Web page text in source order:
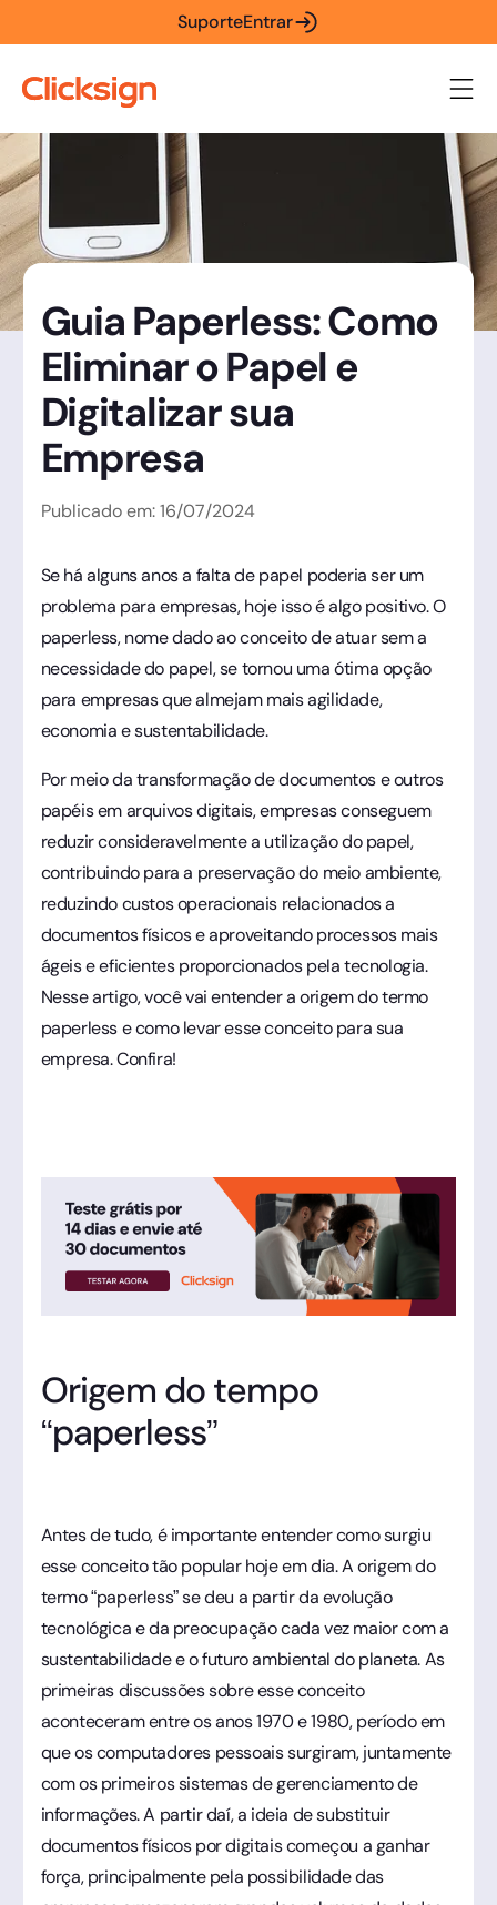
SuporteEntrar
Guia Paperless: Como
Eliminar o Papel e
Digitalizar sua
Empresa
Publicado em: 16/07/2024
Se há alguns anos a falta de papel poderia ser um
problema para empresas, hoje isso é algo positivo. O
paperless, nome dado ao conceito de atuar sem a
necessidade do papel, se tornou uma ótima opção
para empresas que almejam mais agilidade,
economia e sustentabilidade.
Por meio da transformação de documentos e outros
papéis em arquivos digitais, empresas conseguem
reduzir consideravelmente a utilização do papel,
contribuindo para a preservação do meio ambiente,
reduzindo custos operacionais relacionados a
documentos físicos e aproveitando processos mais
ágeis e eficientes proporcionados pela tecnologia.
Nesse artigo, você vai entender a origem do termo
paperless e como levar esse conceito para sua
empresa. Confira!
Origem do tempo
“paperless”
Antes de tudo, é importante entender como surgiu
esse conceito tão popular hoje em dia. A origem do
termo “paperless” se deu a partir da evolução
tecnológica e da preocupação cada vez maior com a
sustentabilidade e o futuro ambiental do planeta. As
primeiras discussões sobre esse conceito
aconteceram entre os anos 1970 e 1980, período em
que os computadores pessoais surgiram, juntamente
com os primeiros sistemas de gerenciamento de
informações. A partir daí, a ideia de substituir
documentos físicos por digitais começou a ganhar
força, principalmente pela possibilidade das